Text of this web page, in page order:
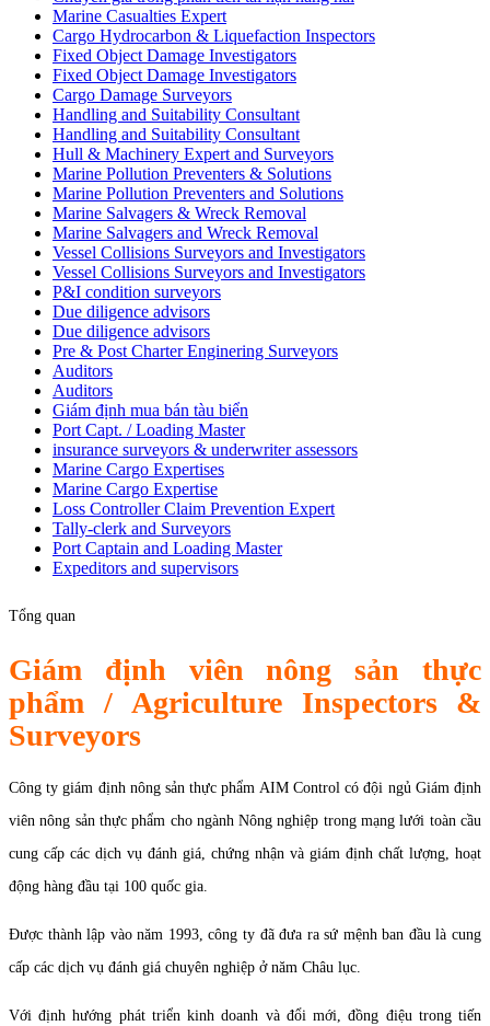
Marine Casualties Expert
Cargo Hydrocarbon & Liquefaction Inspectors
Fixed Object Damage Investigators
Fixed Object Damage Investigators
Cargo Damage Surveyors
Handling and Suitability Consultant
Handling and Suitability Consultant
Hull & Machinery Expert and Surveyors
Marine Pollution Preventers & Solutions
Marine Pollution Preventers and Solutions
Marine Salvagers & Wreck Removal
Marine Salvagers and Wreck Removal
Vessel Collisions Surveyors and Investigators
Vessel Collisions Surveyors and Investigators
P&I condition surveyors
Due diligence advisors
Due diligence advisors
Pre & Post Charter Enginering Surveyors
Auditors
Auditors
Giám định mua bán tàu biển
Port Capt. / Loading Master
insurance surveyors & underwriter assessors
Marine Cargo Expertises
Marine Cargo Expertise
Loss Controller Claim Prevention Expert
Tally-clerk and Surveyors
Port Captain and Loading Master
Expeditors and supervisors
Tổng quan
Giám định viên nông sản thực
phẩm / Agriculture Inspectors &
Surveyors
Công ty giám định nông sản thực phẩm AIM Control có đội ngủ Giám định
viên nông sản thực phẩm cho ngành Nông nghiệp trong mạng lưới toàn cầu
cung cấp các dịch vụ đánh giá, chứng nhận và giám định chất lượng, hoạt
động hàng đầu tại 100 quốc gia.
Được thành lập vào năm 1993, công ty đã đưa ra sứ mệnh ban đầu là cung
cấp các dịch vụ đánh giá chuyên nghiệp ở năm Châu lục.
Với định hướng phát triển kinh doanh và đổi mới, đồng điệu trong tiến